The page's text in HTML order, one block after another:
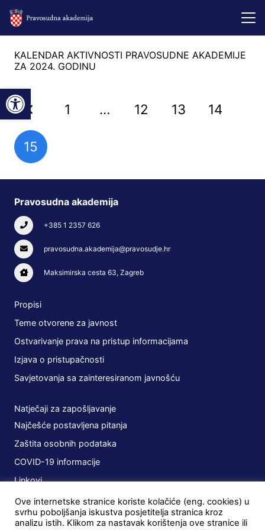
Open toolbar
KALENDAR AKTIVNOSTI PRAVOSUDNE AKADEMIJE
ZA 2024. GODINU
1 … 12 13 14
15
Pravosudna akademija
+385 1 2357 626
pravosudna.akademija@pravosudje.hr
Maksimirska cesta 63, Zagreb
Propisi
Teme otvorene za javnost
Ostvarivanje prava na pristup informacijama
Izjava o pristupačnosti
Savjetovanja sa zainteresiranom javnošću
Natječaji za zapošljavanje
Najčešće postavljena pitanja
Zaštita osobnih podataka
COVID-19 informacije
Linkovi
Planovi
Javna nabava
Ove internetske stranice koriste kolačiće (eng. cookies) u
svrhu poboljšanja iskustva posjetitelja stranica kroz
analizu istih. Klikom za nastavak korištenja ove stranice ili